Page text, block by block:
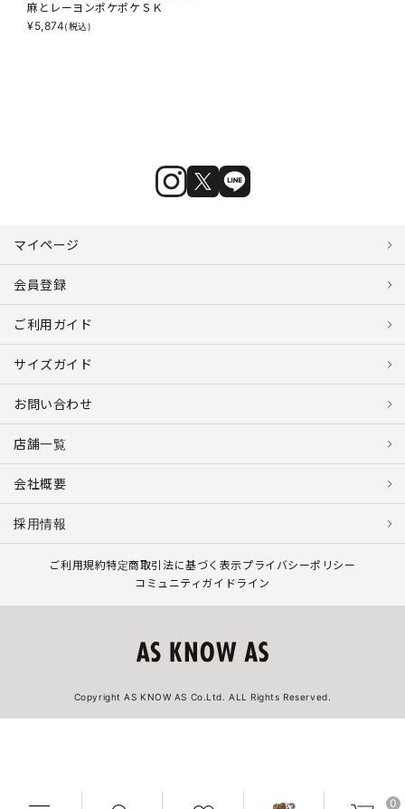
0
麻とレーヨンポケポケＳＫ
¥5,874(税込)
マイページ
会員登録
ご利用ガイド
サイズガイド
お問い合わせ
店舗一覧
会社概要
採用情報
ご利用規約特定商取引法に基づく表示プライバシーポリシー
コミュニティガイドライン
Copyright AS KNOW AS Co.Ltd. ALL Rights Reserved.